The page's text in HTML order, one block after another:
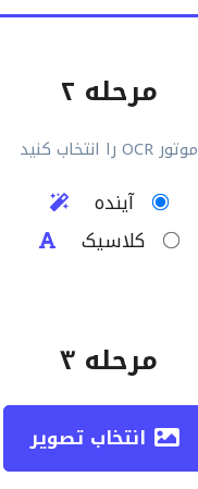
مرحله ۲
موتور OCR را انتخاب کنید
آینده
کلاسیک
مرحله ۳
انتخاب تصویر